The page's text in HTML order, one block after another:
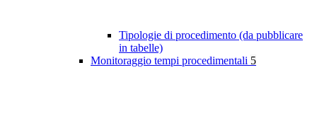
Tipologie di procedimento (da pubblicare
in tabelle)
Monitoraggio tempi procedimentali 5